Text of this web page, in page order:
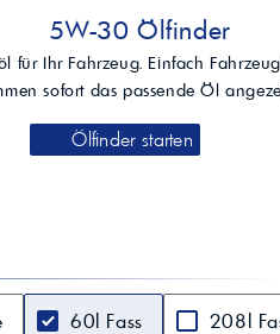
5W-30 Ölfinder
für Ihr Fahrzeug. Einfach
sofort das passende Öl
Ölfinder starten
60l Fass 208l